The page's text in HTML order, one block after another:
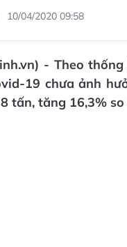
10/04/2020 09:58
- Theo
19 chưa ảnh
tấn, tăng 16,3%